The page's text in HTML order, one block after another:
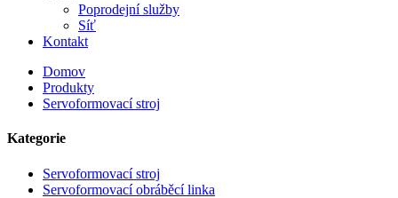
Poprodejní služby
Síť
Kontakt
Domov
Produkty
Servoformovací stroj
Kategorie
Servoformovací stroj
Servoformovací obráběcí linka